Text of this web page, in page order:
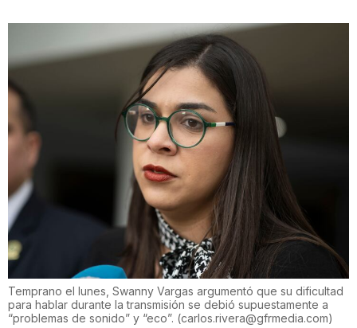
Temprano el lunes, Swanny Vargas argumentó que su dificultad
para hablar durante la transmisión se debió supuestamente a
“problemas de sonido” y “eco”. (carlos.rivera@gfrmedia.com)